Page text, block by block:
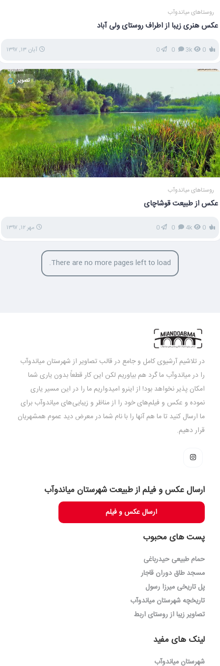
روستاهای میاندوآب
عکس هنری زیبا از اطراف روستای ولی آباد
3k
0 آبان ۱۳, ۱۳۹۷
تصویر
روستاهای میاندوآب
عکس از طبیعت قوشاچای
4k
0 مهر ۱۲, ۱۳۹۷
There are no more pages left to load.
در تلاشیم آرشیوی کامل و جامع در قالب تصاویر از شهرستان میاندوآب
را در میاندوآب ما گرد هم بیاوریم لکن این کار قطعاً بدون یاری شما
امکان پذیر نخواهد بود! از اینرو امیدواریم ما را در این مسیر یاری
نموده و عکس و فیلم‌های خود را از مناظر و زیبایی‌های میاندوآب برای
ما ارسال کنید تا ما هم آنها را با نام شما در معرض دید عموم همشهریان
قرار دهیم.
ارسال عکس و فیلم از طبیعت شهرستان میاندوآب
ارسال عکس و فیلم
پست های محبوب
حمام طبیعی حیدرباغی
مسجد طاق دوران قاجار
پل تاریخی میرزا رسول
تاریخچه شهرستان میاندوآب
تصاویر زیبا از روستای اربط
لینک های مفید
شهرستان میاندوآب